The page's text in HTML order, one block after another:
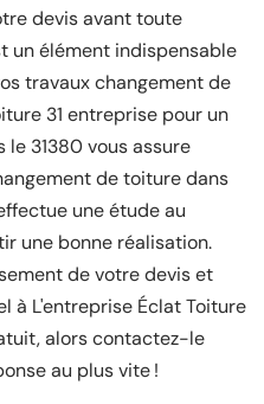
devis avant toute
un élément indispensable
travaux changement de
31 entreprise pour un
31380 vous assure
de toiture dans
une étude au
une bonne réalisation.
de votre devis et
à L'entreprise Éclat Toiture
alors contactez-le
au plus vite !